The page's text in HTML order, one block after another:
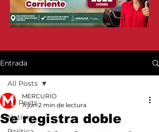
Entrada
All Posts
Noticias
All Posts
Se registra doble
MERCURIO
11 jun 2 min de lectura